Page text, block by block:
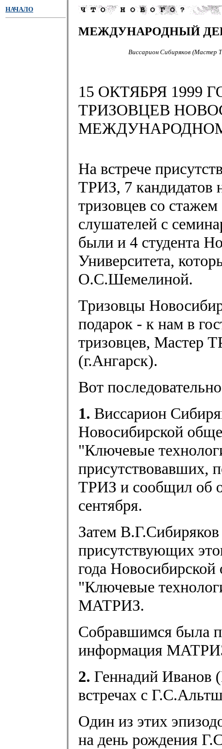
НАЧАЛО
МЕЖДУНАРОДНЫЙ
Виссарион Сибиряков (Мастер
15 ОКТЯБРЯ 1999
ТРИЗОВЦЕВ
На встрече
ТРИЗ, 7 кандидатов
тризовцев со
слушателей с
были и 4 студента
Университета,
О.С.Шемелиной.
Тризовцы
подарок - к нам в
тризовцев, Мастер
(г.Ангарск).
Вот
1. Виссарион
Новосибирской
"Ключевые
присутствовавших,
ТРИЗ и сообщил об
сентября.
Затем
присутствующих
года
"Ключевые
МАТРИЗ.
Собравшимся была
информация
2. Геннадий Иванов
встречах с
Один из этих
на день рождения